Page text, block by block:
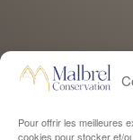
Pour offrir les meilleures
cookies pour stocker et/
Malbrel